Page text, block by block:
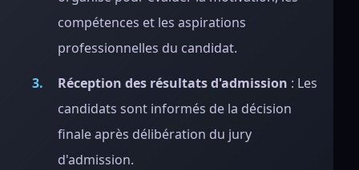
compétences et les aspirations
professionnelles du candidat.
Réception des résultats d'admission : Les
candidats sont informés de la décision
finale après délibération du jury
d'admission.